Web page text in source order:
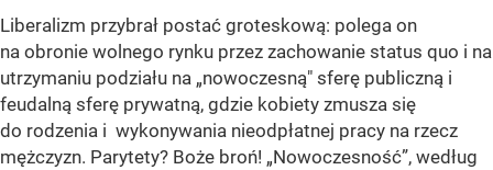
Liberalizm przybrał postać groteskową: polega on
na obronie wolnego rynku przez zachowanie status quo i na
utrzymaniu podziału na „nowoczesną" sferę publiczną i
feudalną sferę prywatną, gdzie kobiety zmusza się
do rodzenia i wykonywania nieodpłatnej pracy na rzecz
mężczyzn. Parytety? Boże broń! „Nowoczesność”, według